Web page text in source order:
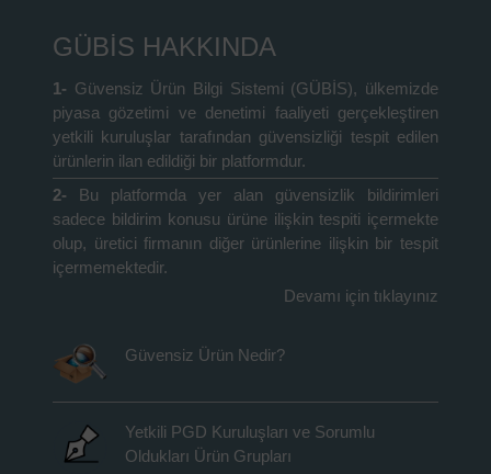
GÜBİS HAKKINDA
1- Güvensiz Ürün Bilgi Sistemi (GÜBİS), ülkemizde
piyasa gözetimi ve denetimi faaliyeti gerçekleştiren
yetkili kuruluşlar tarafından güvensizliği tespit edilen
ürünlerin ilan edildiği bir platformdur.
2-
Bu platformda yer alan güvensizlik bildirimleri
sadece bildirim konusu ürüne ilişkin tespiti içermekte
olup, üretici firmanın diğer ürünlerine ilişkin bir tespit
içermemektedir.
Devamı için tıklayınız
Güvensiz Ürün Nedir?
Yetkili PGD Kuruluşları ve Sorumlu
Oldukları Ürün Grupları